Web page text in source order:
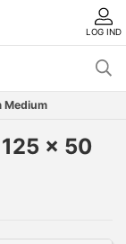
LOG IND
Medium
x 50